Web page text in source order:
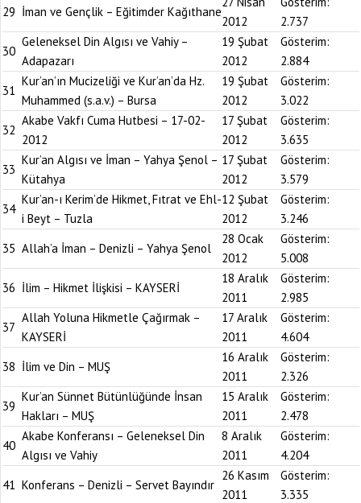
29 İman ve Gençlik – Eğitimder Kağıthane
2012
2.737
30
Geleneksel Din Algısı ve Vahiy –
Adapazarı
19 Şubat
2012
Gösterim:
2.884
31
Kur’an’ın Mucizeliği ve Kur’an’da Hz.
Muhammed (s.a.v.) – Bursa
19 Şubat
2012
Gösterim:
3.022
32
Akabe Vakfı Cuma Hutbesi – 17-02-
2012
17 Şubat
2012
Gösterim:
3.635
33
Kur’an Algısı ve İman – Yahya Şenol –
Kütahya
17 Şubat
2012
Gösterim:
3.579
34
Kur’an-ı Kerim’de Hikmet, Fıtrat ve Ehl-
i Beyt – Tuzla
12 Şubat
2012
Gösterim:
3.246
35 Allah’a İman – Denizli – Yahya Şenol
28 Ocak
2012
Gösterim:
5.008
36 İlim – Hikmet İlişkisi – KAYSERİ
18 Aralık
2011
Gösterim:
2.985
37
Allah Yoluna Hikmetle Çağırmak –
KAYSERİ
17 Aralık
2011
Gösterim:
4.604
38 İlim ve Din – MUŞ
16 Aralık
2011
Gösterim:
2.326
39
Kur’an Sünnet Bütünlüğünde İnsan
Hakları – MUŞ
15 Aralık
2011
Gösterim:
2.478
40
Akabe Konferansı – Geleneksel Din
Algısı ve Vahiy
8 Aralık
2011
Gösterim:
4.204
41 Konferans – Denizli – Servet Bayındır
26 Kasım
2011
Gösterim:
3.335